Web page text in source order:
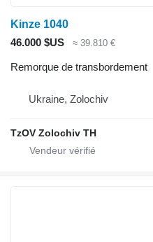
Kinze 1040
46.000 $US
≈ 39.810 €
Remorque de transbordement
Ukraine, Zolochiv
TzOV Zolochiv TH